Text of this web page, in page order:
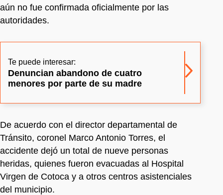
aún no fue confirmada oficialmente por las
autoridades.
Te puede interesar:
Denuncian abandono de cuatro
menores por parte de su madre
De acuerdo con el director departamental de
Tránsito, coronel Marco Antonio Torres, el
accidente dejó un total de nueve personas
heridas, quienes fueron evacuadas al Hospital
Virgen de Cotoca y a otros centros asistenciales
del municipio.